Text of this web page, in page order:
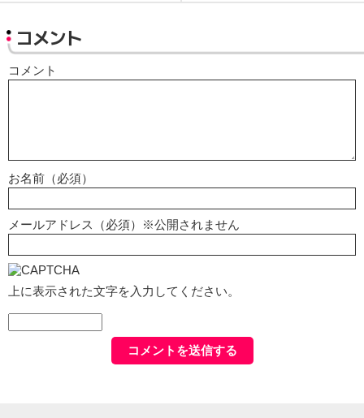
コメント
コメント
お名前（必須）
メールアドレス（必須）※公開されません
上に表示された文字を入力してください。